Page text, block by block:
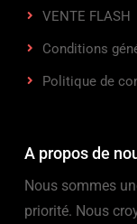
VENTE FLASH
Conditions
Politique de
A propos de
Nous sommes
priorité. Nous